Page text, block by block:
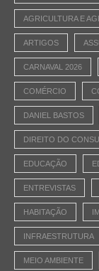
AGRICULTURA E
ARTIGOS
CARNAVAL 2026
COMÉRCIO
DANIEL BASTOS
DIREITO DO
EDUCAÇÃO
ENTREVISTAS
HABITAÇÃO
INFRAESTRUTURA
MEIO AMBIENTE